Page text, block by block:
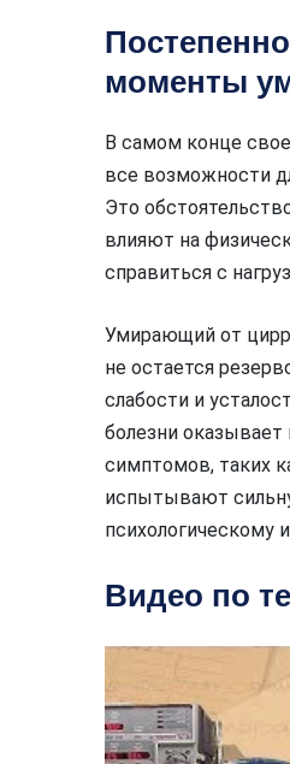
моменты
В самом конце
все возможности
Это
влияют на
справиться с
Умирающий от
не остается
слабости и
болезни
симптомов, таких
испытывают
психологическому
Видео по